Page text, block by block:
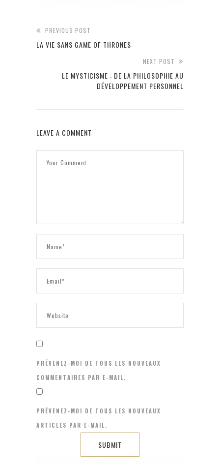
PREVIOUS POST
LA VIE SANS GAME OF THRONES
NEXT POST
LE MYSTICISME : DE LA PHILOSOPHIE AU
DÉVELOPPEMENT PERSONNEL
LEAVE A COMMENT
PRÉVENEZ-MOI DE TOUS LES NOUVEAUX
COMMENTAIRES PAR E-MAIL.
PRÉVENEZ-MOI DE TOUS LES NOUVEAUX
ARTICLES PAR E-MAIL.